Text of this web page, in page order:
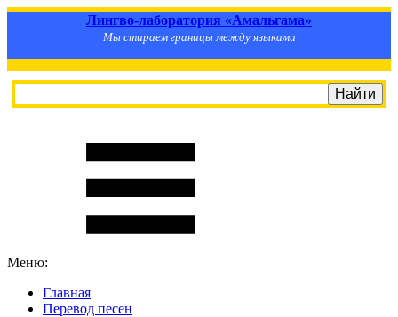
Лингво-лаборатория «Амальгама»
Мы стираем границы между языками
Меню:
Главная
Перевод песен